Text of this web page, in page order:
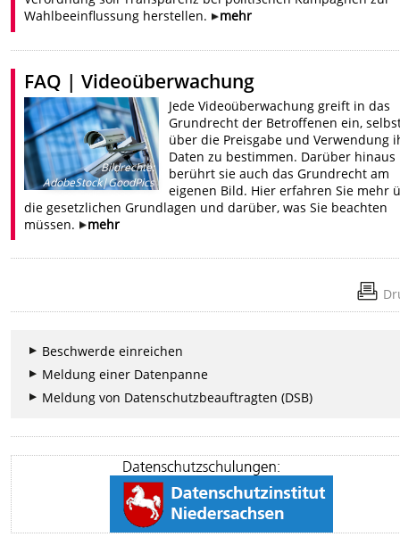
Wahlbeeinflussung herstellen.
mehr
FAQ | Videoüberwachung
Bildrechte:
AdobeStock|GoodPics
Jede Videoüberwachung greift in das
Grundrecht der Betroffenen ein,
über die Preisgabe und Verwendung
Daten zu bestimmen. Darüber hinaus
berührt sie auch das Grundrecht am
eigenen Bild. Hier erfahren Sie mehr
die gesetzlichen Grundlagen und darüber, was Sie beachten
müssen.
mehr
Beschwerde einreichen
Meldung einer Datenpanne
Meldung von Datenschutzbeauftragten (DSB)